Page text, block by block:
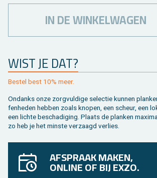
WIST JE DAT?
Be­stel best 10% meer.
On­danks onze zorg­vul­di­ge se­lec­tie kun­nen
fen­he­den heb­ben zoals kno­pen, een scheur, een
een lich­te be­scha­di­ging. Plaats de plan­ken
zo heb je het min­ste ver­zaagd ver­lies.
IN DE WINKELWAGEN
AFSPRAAK MAKEN,
ONLINE OF BIJ EXZO.